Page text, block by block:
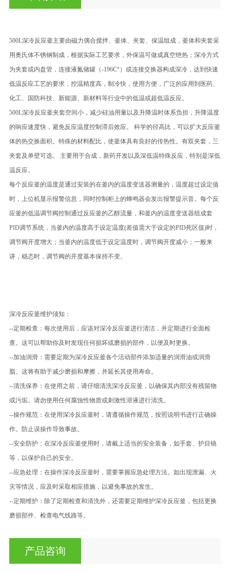
500L深冷反应釜主要由磁力偶合搅拌、釜体、夹套、保温组成，釜体和夹套采
用奥氏体不锈钢制成，根据实际工艺要求，外保温可做成真空绝热；深冷方式
为夹套或内盘管，连接液氮储罐（-196C°）或连接交换器构成深冷，达到快速
低温反应工艺的要求，控温精度高，制冷快，使用方便，广泛的应用到医药、
化工、国防科技、新能源、新材料等行业中的低温或超低温反应。
500L深冷反应釜夹套空间小，减少硅油用量以及升降温时体系负担，升降温度
的响应速度快，避免反应温度控制滞后效应。 科学的径高比，可以扩大反应釜
体的热交换面积。特殊的材料配比，使釜体具有良好的传热性。有双夹套，三
夹套及单壁可选。 主要用于合成，新药开发以及深低温特殊反应，特别是深低
温反应。
每个反应釜的温度是通过安装的在釜内的温度变送器测量的，温度超过设定值
时，上位机显示报警信息，同时控制柜上的蜂鸣器会发出报警提示音。每个反
应釜的低温调节阀控制通过反应釜的乙醇流量，和釜内的温度变送器组成套
PID调节系统，当釜内的温度高于设定温度(差值需大于设定的PID死区值)时，
调节阀开度增大；当釜内的温度低于设定温度时，调节阀开度减小；一般来
讲，稳态时，调节阀的开度基本保持不变。
深冷反应釜维护须知：
--定期检查：每次使用后，应该对深冷反应釜进行清洁，并定期进行全面检
查。这可以帮助你及时发现任何损坏或磨损的部件，以便及时更换。
--加油润滑：需要定期为深冷反应釜各个活动部件添加适量的润滑油或润滑
脂。这将有助于减少磨损和摩擦，并延长其使用寿命。
--清洗保养：在使用之前，请仔细清洗深冷反应釜，以确保其内部没有残留物
或污垢。请勿使用任何腐蚀性物质或刺激性溶液进行清洗。
--操作规范：在使用深冷反应釜时，请遵循操作规范，按照说明书进行正确操
作。防止误操作导致事故。
--安全防护：在深冷反应釜使用时，请戴上适当的安全装备，如手套、护目镜
等，以保护自己的安全。
--应急处理：在操作深冷反应釜时，需要掌握应急处理方法。如出现泄漏、火
灾等情况，应及时采取相应措施，以避免事故的发生。
--定期维护：除了定期检查和清洗外，还需要定期维护深冷反应釜，包括更换
磨损部件、检查电气线路等。
产品咨询